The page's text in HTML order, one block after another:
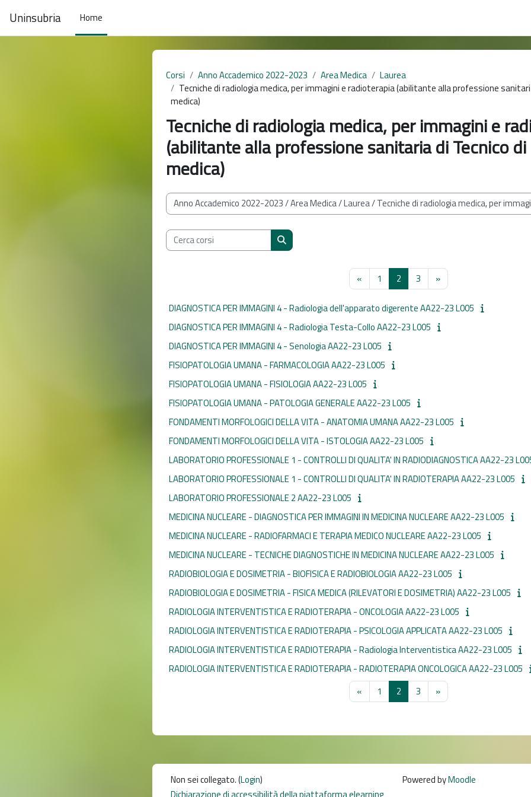
Uninsubria Home
Corsi Anno Accademico 2022-2023 Area Medica
Laurea
Tecniche di radiologia medica, per immagini e radioterapia (abilitante alla professione
medica)
Tecniche di radiologia medica, per immagini e
(abilitante alla professione sanitaria di Tecnico
medica)
Categorie di corso
Cerca corsi
Cerca corsi
«Pagina precedente
1 Pagina 1
2Pagina 2
3Pagina 3
»Pagina successiva
DIAGNOSTICA PER IMMAGINI 4 - Radiologia dell'apparato digerente AA22-23 L005
DIAGNOSTICA PER IMMAGINI 4 - Radiologia Testa-Collo AA22-23 L005
DIAGNOSTICA PER IMMAGINI 4 - Senologia AA22-23 L005
FISIOPATOLOGIA UMANA - FARMACOLOGIA AA22-23 L005
FISIOPATOLOGIA UMANA - FISIOLOGIA AA22-23 L005
FISIOPATOLOGIA UMANA - PATOLOGIA GENERALE AA22-23 L005
FONDAMENTI MORFOLOGICI DELLA VITA - ANATOMIA UMANA AA22-23 L005
FONDAMENTI MORFOLOGICI DELLA VITA - ISTOLOGIA AA22-23 L005
LABORATORIO PROFESSIONALE 1 - CONTROLLI DI QUALITA' IN RADIODIAGNOSTICA AA22-23
LABORATORIO PROFESSIONALE 1 - CONTROLLI DI QUALITA' IN RADIOTERAPIA AA22-23 L005
LABORATORIO PROFESSIONALE 2 AA22-23 L005
MEDICINA NUCLEARE - DIAGNOSTICA PER IMMAGINI IN MEDICINA NUCLEARE AA22-23 L005
MEDICINA NUCLEARE - RADIOFARMACI E TERAPIA MEDICO NUCLEARE AA22-23 L005
MEDICINA NUCLEARE - TECNICHE DIAGNOSTICHE IN MEDICINA NUCLEARE AA22-23 L005
RADIOBIOLOGIA E DOSIMETRIA - BIOFISICA E RADIOBIOLOGIA AA22-23 L005
RADIOBIOLOGIA E DOSIMETRIA - FISICA MEDICA (RILEVATORI E DOSIMETRIA) AA22-23 L005
RADIOLOGIA INTERVENTISTICA E RADIOTERAPIA - ONCOLOGIA AA22-23 L005
RADIOLOGIA INTERVENTISTICA E RADIOTERAPIA - PSICOLOGIA APPLICATA AA22-23 L005
RADIOLOGIA INTERVENTISTICA E RADIOTERAPIA - Radiologia Interventistica AA22-23 L005
RADIOLOGIA INTERVENTISTICA E RADIOTERAPIA - RADIOTERAPIA ONCOLOGICA AA22-23 L005
«Pagina precedente
1 Pagina 1
2Pagina 2
3Pagina 3
»Pagina successiva
Non sei collegato. (Login)
Powered byMoodle